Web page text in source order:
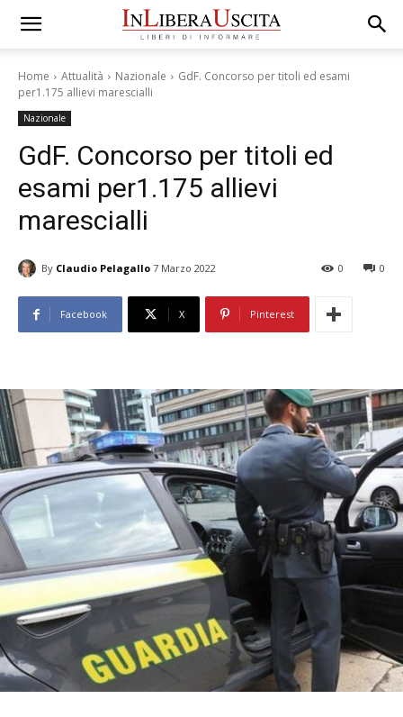
Home Attualità Nazionale
GdF. Concorso per titoli ed esami
per1.175 allievi marescialli
Nazionale
GdF. Concorso per titoli ed
esami per1.175 allievi
marescialli
By Claudio Pelagallo 7 Marzo 2022 0
0
Facebook X Pinterest